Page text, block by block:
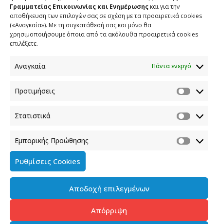
Γραμματείας Επικοινωνίας και Ενημέρωσης και για την
αποθήκευση των επιλογών σας σε σχέση με τα προαιρετικά cookies
(«Αναγκαία»). Με τη συγκατάθεσή σας και μόνο θα
χρησιμοποιήσουμε όποια από τα ακόλουθα προαιρετικά cookies
επιλέξετε.
Αναγκαία Πάντα ενεργό
Προτιμήσεις
Στατιστικά
Εμπορικής Προώθησης
Ρυθμίσεις Cookies
Αποδοχή επιλεγμένων
Απόρριψη
ΕΠΙΚΟΙΝΩΝΙΑ
Φραγκούδη 11 & Αλεξάνδρου Πάντου
info.media@media.gov.gr
Πολιτική Cookies
Όροι χρήσης
Πολιτική προστασίας προσωπικών δεδομένων του
Διαχείρηση συγκατάθεσης